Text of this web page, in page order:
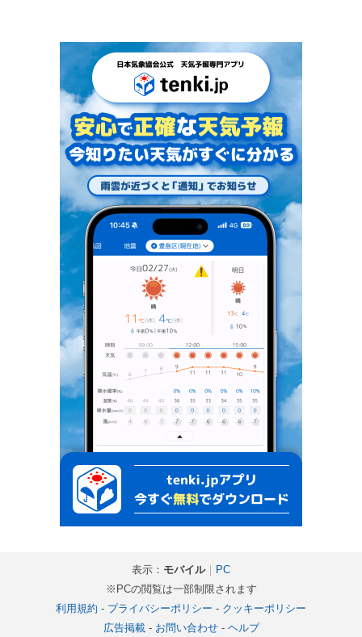
表示： モバイル｜ PC
※PCの閲覧は一部制限されます
利用規約 - プライバシーポリシー - クッキーポリシー
広告掲載- お問い合わせ- ヘルプ